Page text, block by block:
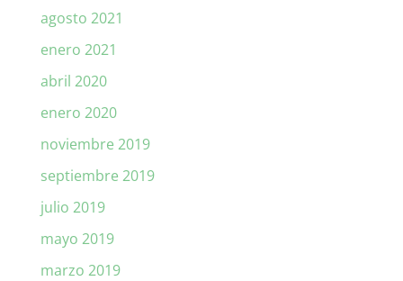
agosto 2021
enero 2021
abril 2020
enero 2020
noviembre 2019
septiembre 2019
julio 2019
mayo 2019
marzo 2019